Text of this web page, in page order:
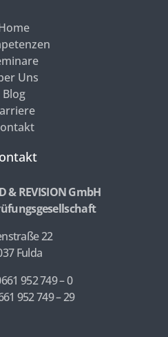
Uns
Blog
& REVISION GmbH
22
Fulda
952 749 – 0
952 749 – 29